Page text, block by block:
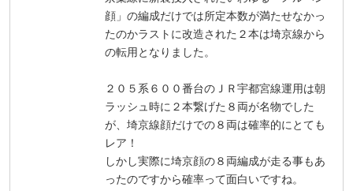
顔」の編成だけでは所定本数が満たせなかっ
たのかラストに改造された２本は埼京線から
の転用となりました。
２０５系６００番台のＪＲ宇都宮線運用は朝
ラッシュ時に２本繋げた８両が名物でした
が、埼京線顔だけでの８両は確率的にとても
レア！
しかし実際に埼京顔の８両編成が走る事もあ
ったのですから確率って面白いですね。